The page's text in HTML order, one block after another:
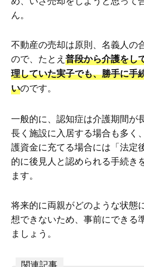
ん。
不動産の売却は原則、名義人の
ので、たとえ 普段から介護をし
理していた実子でも、勝手に手
いのです。
一般的に、認知症は介護期間が
長く施設に入居する場合も多く
護資金に充てる場合には「法定
的に後見人と認められる手続き
ます。
将来的に両親がどのような状態
想できないため、事前にできる
ましょう。